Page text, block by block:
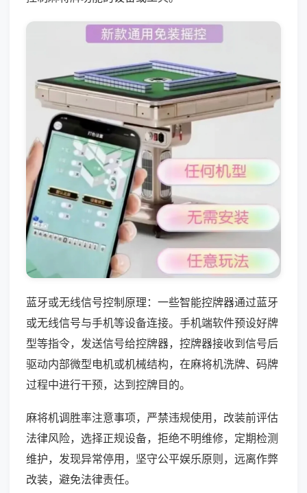
蓝牙或无线信号控制原理：一些智能控牌器通过蓝牙
或无线信号与手机等设备连接。手机端软件预设好牌
型等指令，发送信号给控牌器，控牌器接收到信号后
驱动内部微型电机或机械结构，在麻将机洗牌、码牌
过程中进行干预，达到控牌目的。
麻将机调胜率注意事项，严禁违规使用，改装前评估
法律风险，选择正规设备，拒绝不明维修，定期检测
维护，发现异常停用，坚守公平娱乐原则，远离作弊
改装，避免法律责任。